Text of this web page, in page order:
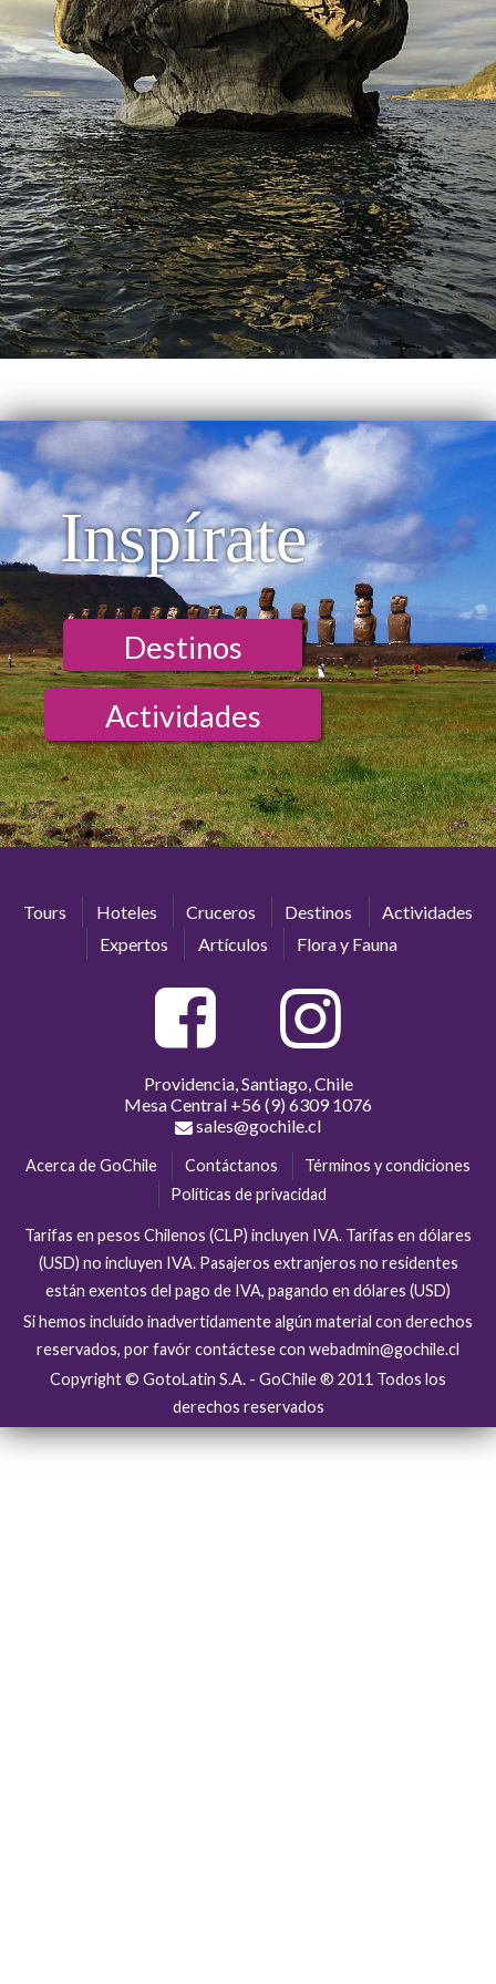
Inspírate
Destinos
Actividades
Tours Hoteles Cruceros Destinos
Actividades
Expertos
Artículos Flora y Fauna
Providencia, Santiago, Chile
Mesa Central +56 (9) 6309 1076
sales@gochile.cl
Acerca de GoChile Contáctanos
Términos y condiciones
Políticas de privacidad
Tarifas en pesos Chilenos (CLP) incluyen IVA. Tarifas en dólares
(USD) no incluyen IVA. Pasajeros extranjeros no residentes
están exentos del pago de IVA, pagando en dólares (USD)
Si hemos incluído inadvertidamente algún material con derechos
reservados, por favór contáctese con webadmin@gochile.cl
Copyright © GotoLatin S.A. - GoChile ® 2011 Todos los
derechos reservados